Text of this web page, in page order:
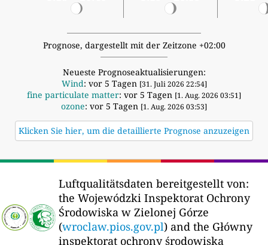
Prognose, dargestellt mit der Zeitzone +02:00
Neueste Prognoseaktualisierungen:
Wind: vor 5 Tagen [31. Juli 2026 22:54]
fine particulate matter: vor 5 Tagen [1. Aug. 2026 03:51]
ozone: vor 5 Tagen [1. Aug. 2026 03:53]
Klicken Sie hier, um die detaillierte Prognose anzuzeigen
Luftqualitätsdaten bereitgestellt von:
the Wojewódzki Inspektorat Ochrony
Środowiska w Zielonej Górze
(wroclaw.pios.gov.pl) and the Główny
inspektorat ochrony środowiska